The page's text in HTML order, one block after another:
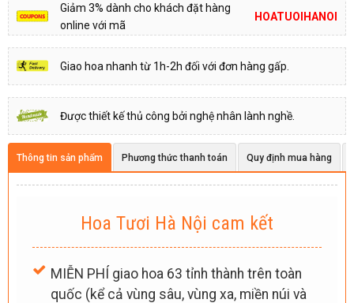
Giảm 3% dành cho khách đặt hàng
online với mã
HOATUOIHANOI
Giao hoa nhanh từ 1h-2h đối với đơn hàng gấp.
Được thiết kế thủ công bởi nghệ nhân lành nghề.
Thông tin sản phẩm Phương thức thanh toán Quy định mua hàng
Hoa Tươi Hà Nội cam kết
MIỄN PHÍ giao hoa 63 tỉnh thành trên toàn
quốc (kể cả vùng sâu, vùng xa, miền núi và